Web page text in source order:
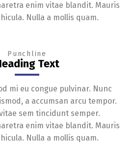
enim vitae blandit. Mauris
Nulla a mollis quam.
Punchline
Text
mi eu congue pulvinar. Nunc
a accumsan arcu tempor.
sem tincidunt semper.
enim vitae blandit. Mauris
Nulla a mollis quam.